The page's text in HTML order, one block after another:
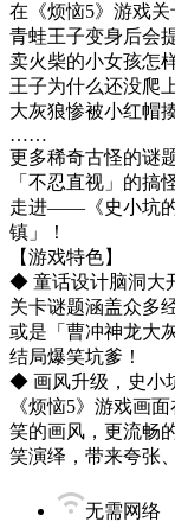
在《烦恼5》游戏关
青蛙王子变身后会
卖火柴的小女孩怎
王子为什么还没爬
大灰狼惨被小红帽
……
更多稀奇古怪的谜
「不忍直视」的搞
走进——《史小坑
镇」！
【游戏特色】
◆ 童话设计脑洞大
关卡谜题涵盖众多
或是「曹冲神龙大
结局爆笑坑爹！
◆ 画风升级，史小
《烦恼5》游戏画
笑的画风，更流畅
笑演绎，带来夸张
无需网络